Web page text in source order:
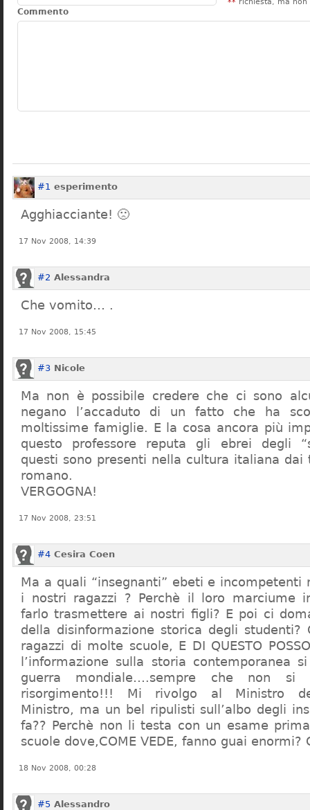
Commento
#1 esperimento
Agghiacciante! 🙁
17 Nov 2008, 14:39
#2 Alessandra
Che vomito… .
17 Nov 2008, 15:45
#3 Nicole
Ma non è possibile credere che ci sono
negano l’accaduto di un fatto che ha
moltissime famiglie. E la cosa ancora più
questo professore reputa gli ebrei degli
questi sono presenti nella cultura italiana dai
romano.
VERGOGNA!
17 Nov 2008, 23:51
#4 Cesira Coen
Ma a quali “insegnanti” ebeti e
i nostri ragazzi ? Perchè il loro marciume
farlo trasmettere ai nostri figli? E poi ci
della disinformazione storica degli
ragazzi di molte scuole, E DI QUESTO POSSO
l’informazione sulla storia contemporanea
guerra mondiale….sempre che non
risorgimento!!! Mi rivolgo al Ministro
Ministro, ma un bel ripulisti sull’albo degli
fa?? Perchè non li testa con un esame
scuole dove,COME VEDE, fanno guai enormi?
18 Nov 2008, 00:28
#5 Alessandro